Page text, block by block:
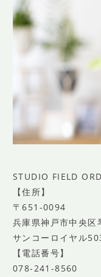
STUDIO FIELD
【住所】
〒651-0094
兵庫県神戸市中央
サンコーロイヤル
【電話番号】
078-241-8560